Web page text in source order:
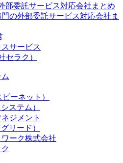
部委託サービス対応会社まとめ
の外部委託サービス対応会社ま
サービス
セラク）
ーネット）
ステム）
ジメント
リード）
ーク株式会社